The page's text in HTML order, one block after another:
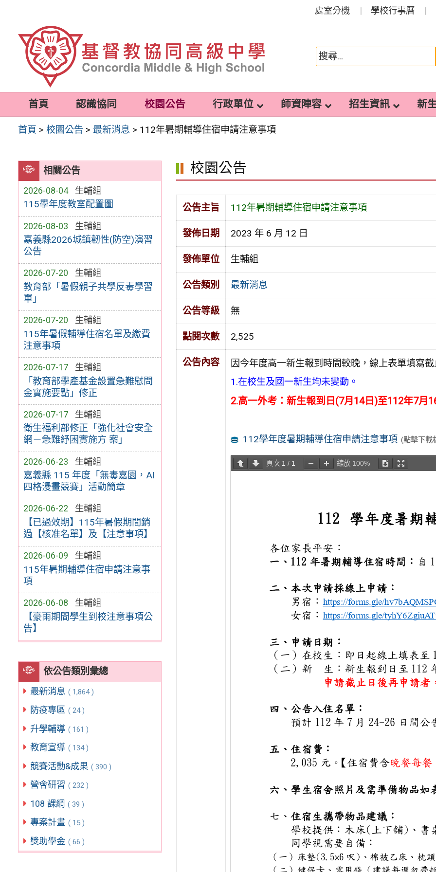
容
處室分機 學校行事曆
首頁 認識協同 校園公告 行政單位 師資陣容 招生資訊 新
首頁 >校園公告 > 最新消息 > 112年暑期輔導住宿申請注意事項
相關公告
2026-08-04 生輔組
115學年度教室配置圖
2026-08-03 生輔組
嘉義縣2026城鎮韌性(防空)演習
公告
2026-07-20 生輔組
教育部「暑假親子共學反毒學習
單」
2026-07-20 生輔組
115年暑假輔導住宿名單及繳費
注意事項
2026-07-17 生輔組
「教育部學產基金設置急難慰問
金實施要點」修正
2026-07-17 生輔組
衛生福利部修正「強化社會安全
網－急難紓困實施方 案」
2026-06-23 生輔組
嘉義縣 115 年度「無毒嘉園，AI
四格漫畫競賽」活動簡章
2026-06-22 生輔組
【已過效期】115年暑假期間銷
過【核准名單】及【注意事項】
2026-06-09 生輔組
115年暑期輔導住宿申請注意事
項
2026-06-08 生輔組
【豪雨期間學生到校注意事項公
告】
依公告類別彙總
最新消息 ( 1,864 )
防疫專區 ( 24 )
升學輔導 ( 161 )
教育宣導 ( 134 )
競賽活動&成果 ( 390 )
營會研習 ( 232 )
108 課綱 ( 39 )
專案計畫 ( 15 )
獎助學金 ( 66 )
校園公告
公告主旨 112年暑期輔導住宿申請注意事項
發佈日期 2023 年 6 月 12 日
發佈單位 生輔組
公告類別 最新消息
公告等級 無
點閱次數 2,525
公告內容
因今年度高一新生報到時間較晚，線上表單填寫
1.在校生及國一新生均未變動。
2.高一外考：新生報到日(7月14日)至112年7月
112學年度暑期輔導住宿申請注意事項 (點擊下載
頁次 1 / 1 縮放 100%